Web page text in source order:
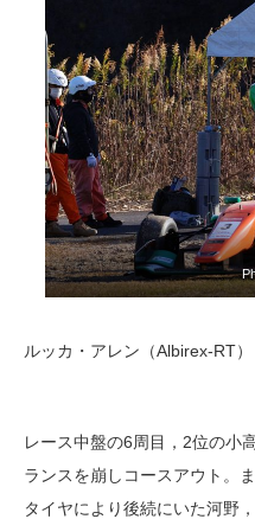
ルッカ・アレン（Albirex-RT）
レース中盤の6周目，2位の小
ランスを崩しコースアウト。
タイヤにより後続にいた河野